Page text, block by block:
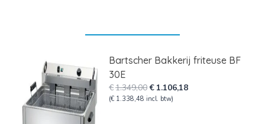
Bartscher Bakkerij friteuse BF
30E
€1.349,00Oorspronkelijke
prijs
€ 1.106,18Huidige
(€ 1.338,48 incl. btw)